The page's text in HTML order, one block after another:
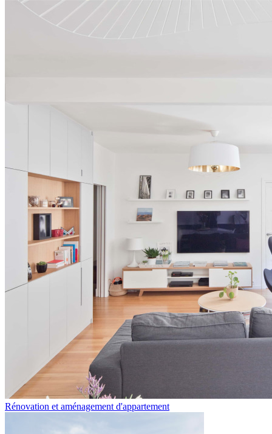
Rénovation et aménagement d'appartement